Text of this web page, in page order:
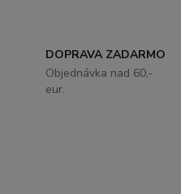
DOPRAVA ZADARMO
Objednávka nad 60,-
eur.